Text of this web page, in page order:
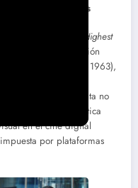
en píxeles
de Cannes,
Highest
y reformulación
, 1963),
Sin embargo, esta
Spike Lee se enfrenta no
a una paradoja estética
en el cine digital
por plataformas